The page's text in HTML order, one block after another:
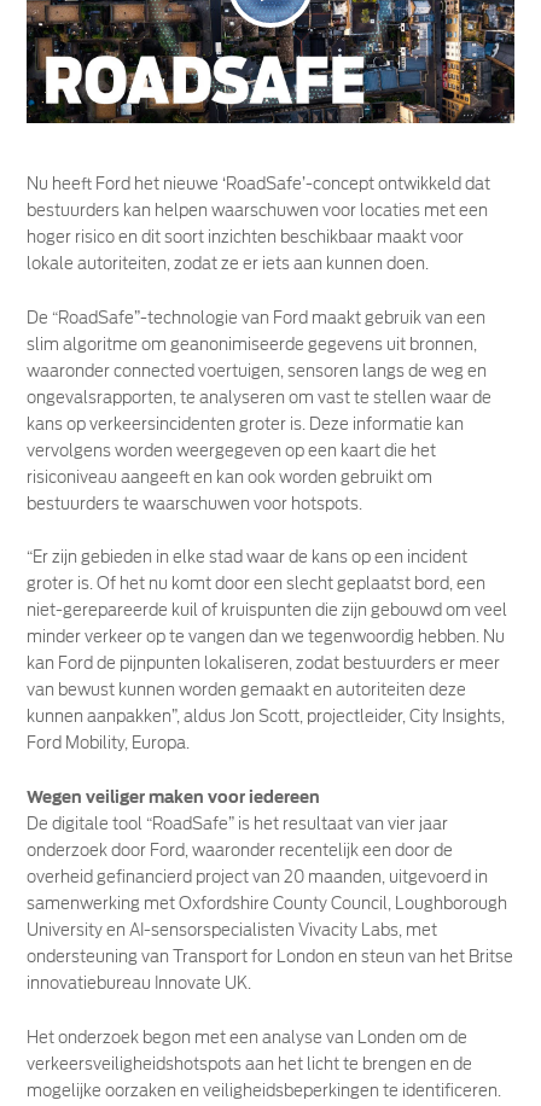
Nu heeft Ford het nieuwe ‘RoadSafe’-concept ontwikkeld dat
bestuurders kan helpen waarschuwen voor locaties met een
hoger risico en dit soort inzichten beschikbaar maakt voor
lokale autoriteiten, zodat ze er iets aan kunnen doen.
De “RoadSafe”-technologie van Ford maakt gebruik van een
slim algoritme om geanonimiseerde gegevens uit bronnen,
waaronder connected voertuigen, sensoren langs de weg en
ongevalsrapporten, te analyseren om vast te stellen waar de
kans op verkeersincidenten groter is. Deze informatie kan
vervolgens worden weergegeven op een kaart die het
risiconiveau aangeeft en kan ook worden gebruikt om
bestuurders te waarschuwen voor hotspots.
“Er zijn gebieden in elke stad waar de kans op een incident
groter is. Of het nu komt door een slecht geplaatst bord, een
niet-gerepareerde kuil of kruispunten die zijn gebouwd om veel
minder verkeer op te vangen dan we tegenwoordig hebben. Nu
kan Ford de pijnpunten lokaliseren, zodat bestuurders er meer
van bewust kunnen worden gemaakt en autoriteiten deze
kunnen aanpakken”, aldus Jon Scott, projectleider, City Insights,
Ford Mobility, Europa.
Wegen veiliger maken voor iedereen
De digitale tool “RoadSafe” is het resultaat van vier jaar
onderzoek door Ford, waaronder recentelijk een door de
overheid gefinancierd project van 20 maanden, uitgevoerd in
samenwerking met Oxfordshire County Council, Loughborough
University en AI-sensorspecialisten Vivacity Labs, met
ondersteuning van Transport for London en steun van het Britse
innovatiebureau Innovate UK.
Het onderzoek begon met een analyse van Londen om de
verkeersveiligheidshotspots aan het licht te brengen en de
mogelijke oorzaken en veiligheidsbeperkingen te identificeren.